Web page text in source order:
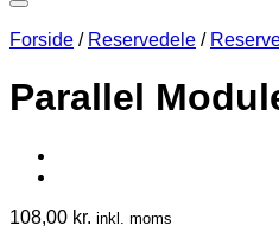
Forside / Reservedele /
Parallel
108,00 kr. inkl. moms